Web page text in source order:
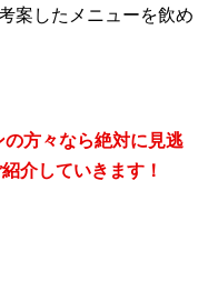
案したメニューを飲め
方々なら絶対に見逃
介していきます！